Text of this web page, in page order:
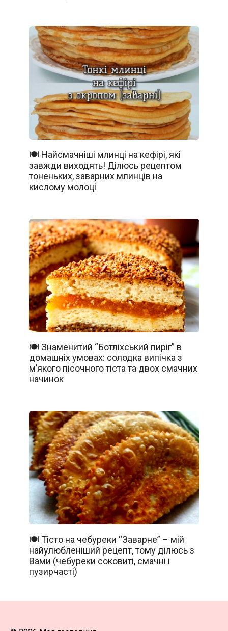
🍽️ Найсмачніші млинці на кефірі, які
завжди виходять! Ділюсь рецептом
тоненьких, заварних млинців на
кислому молоці
🍽️ Знаменитий “Ботліхський пиріг” в
домашніх умовах: солодка випічка з
м’якого пісочного тіста та двох смачних
начинок
🍽️ Тісто на чебуреки “Заварне” – мій
найулюбленіший рецепт, тому ділюсь з
Вами (чебуреки соковиті, смачні і
пузирчасті)